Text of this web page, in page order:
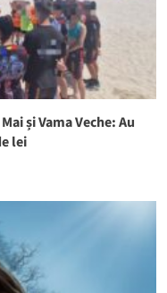
și Vama Veche: Au
lei